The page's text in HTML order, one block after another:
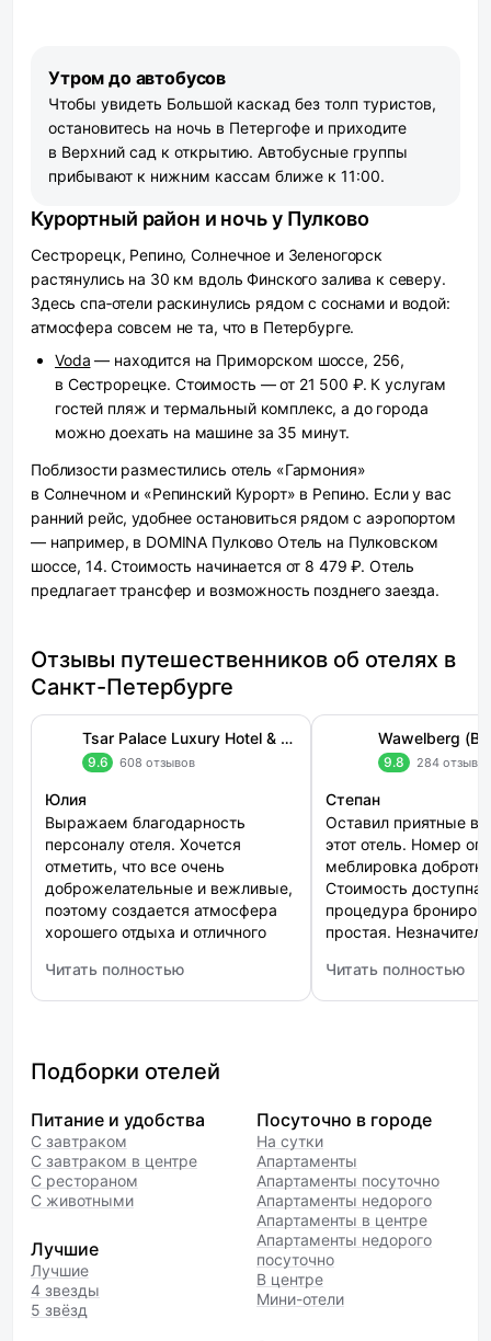
Утром до автобусов
Чтобы увидеть Большой каскад без толп туристов,
остановитесь на ночь в Петергофе и приходите
в Верхний сад к открытию. Автобусные группы
прибывают к нижним кассам ближе к 11:00.
Курортный район и ночь у Пулково
Сестрорецк, Репино, Солнечное и Зеленогорск
растянулись на 30 км вдоль Финского залива к северу.
Здесь спа‑отели раскинулись рядом с соснами и водой:
атмосфера совсем не та, что в Петербурге.
Voda — находится на Приморском шоссе, 256,
в Сестрорецке. Стоимость — от 21 500 ₽. К услугам
гостей пляж и термальный комплекс, а до города
можно доехать на машине за 35 минут.
Поблизости разместились отель «Гармония»
в Солнечном и «Репинский Курорт» в Репино. Если у вас
ранний рейс, удобнее остановиться рядом с аэропортом
— например, в DOMINA Пулково Отель на Пулковском
шоссе, 14. Стоимость начинается от 8 479 ₽. Отель
предлагает трансфер и возможность позднего заезда.
Отзывы путешественников об отелях в
Санкт-Петербурге
Tsar Palace Luxury Hotel & SPA (Царь Палас)
9.6 608 отзывов
Юлия
Выражаем благодарность
персоналу отеля. Хочется
отметить, что все очень
доброжелательные и вежливые,
поэтому создается атмосфера
хорошего отдыха и отличного
сделано со вкусом. Приятный
дизайн, новая мебель,
не было,уборка проходила
ежедневно . Была приятно
с хорошей скоростью
и наличием парковки.Огромное
Спасибо всем!
Читать полностью
: Tsar Palace Luxury Hotel & SPA (Царь Палас)
Wawelberg
9.8 284 отзыва
Степан
Оставил приятные
этот отель. Номер
меблировка
Стоимость
процедура
простая.
создающие лишний
не существенно.
Читать полностью
: Wawelberg
Подборки отелей
Питание и удобства
С завтраком
С завтраком в центре
С рестораном
С животными
Лучшие
Лучшие
4 звезды
5 звёзд
Посуточно в городе
На сутки
Апартаменты
Апартаменты посуточно
Апартаменты недорого
Апартаменты в центре
Апартаменты недорого
посуточно
В центре
Мини-отели